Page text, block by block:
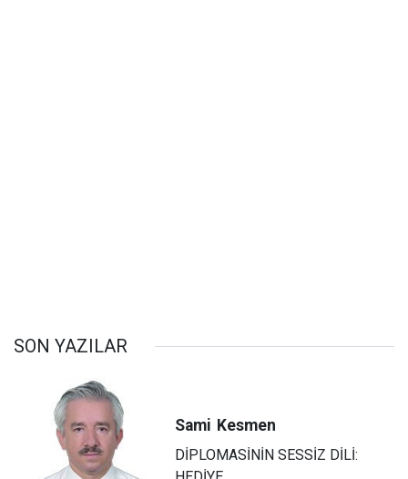
SON YAZILAR
Sami Kesmen
DİPLOMASİNİN SESSİZ DİLİ: